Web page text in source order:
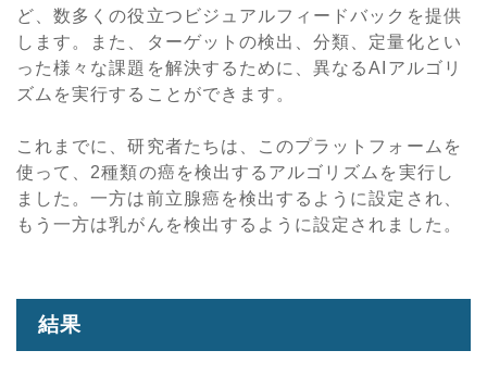
ど、数多くの役立つビジュアルフィードバックを提供
します。また、ターゲットの検出、分類、定量化とい
った様々な課題を解決するために、異なるAIアルゴリ
ズムを実行することができます。
これまでに、研究者たちは、このプラットフォームを
使って、2種類の癌を検出するアルゴリズムを実行し
ました。一方は前立腺癌を検出するように設定され、
もう一方は乳がんを検出するように設定されました。
結果